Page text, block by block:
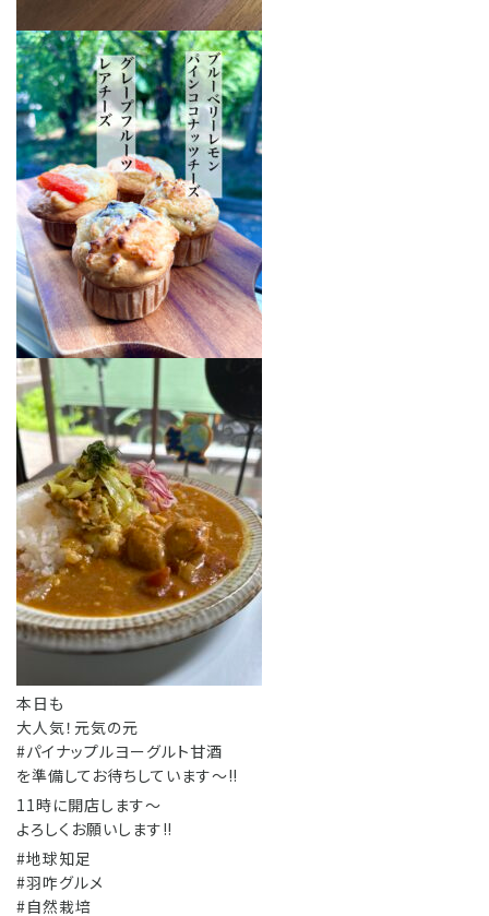
本日も
大人気！元気の元
#パイナップルヨーグルト甘酒
を準備してお待ちしています〜‼️
11時に開店します〜
よろしくお願いします‼️
#地球知足
#羽咋グルメ
#自然栽培